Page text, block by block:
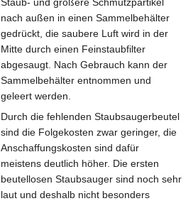
nach außen in einen Sammelbehälter
gedrückt, die saubere Luft wird in der
Mitte durch einen Feinstaubfilter
abgesaugt. Nach Gebrauch kann der
Sammelbehälter entnommen und
geleert werden.
Durch die fehlenden Staubsaugerbeutel
sind die Folgekosten zwar geringer, die
Anschaffungskosten sind dafür
meistens deutlich höher. Die ersten
beutellosen Staubsauger sind noch sehr
laut und deshalb nicht besonders